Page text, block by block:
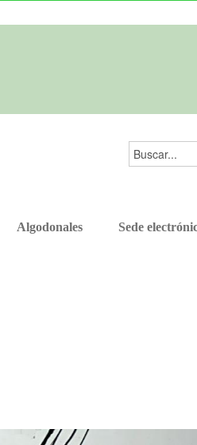
Buscar...
Algodonales Sede